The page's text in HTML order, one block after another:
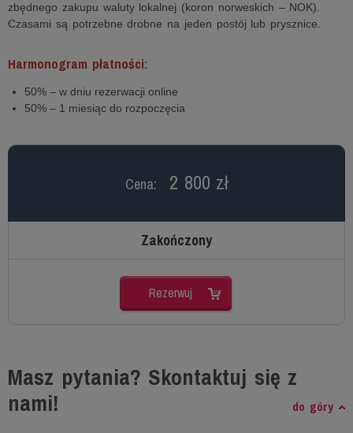
zbędnego zakupu waluty lokalnej (koron norweskich – NOK).
Czasami są potrzebne drobne na jeden postój lub prysznice.
Harmonogram płatności:
50% – w dniu rezerwacji online
50% – 1 miesiąc do rozpoczęcia
Cena: 2 800 zł
Zakończony
Rezerwuj
Masz pytania? Skontaktuj się z
nami!
do góry